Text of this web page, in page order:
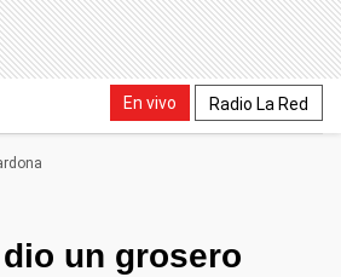
En vivo Radio La Red
un grosero